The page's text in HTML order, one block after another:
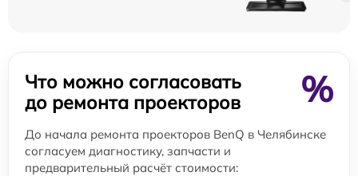
Что можно согласовать
до ремонта проекторов
%
До начала ремонта проекторов BenQ в Челябинске
согласуем диагностику, запчасти и
предварительный расчёт стоимости: